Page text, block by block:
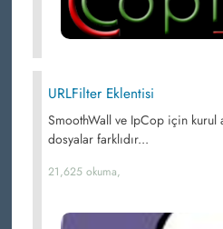
URLFilter Eklentisi
SmoothWall ve IpCop için kurul
dosyalar farklıdır...
21,625 okuma,